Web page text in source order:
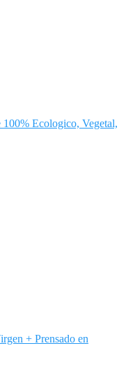
Ecologico, Vegetal,
+ Prensado en